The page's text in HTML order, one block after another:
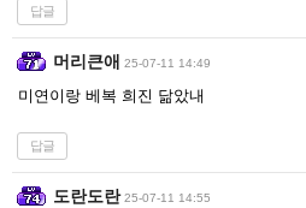
답글
머리큰애 25-07-11 14:49
미연이랑 베복 희진 닮았내
답글
도란도란 25-07-11 14:55